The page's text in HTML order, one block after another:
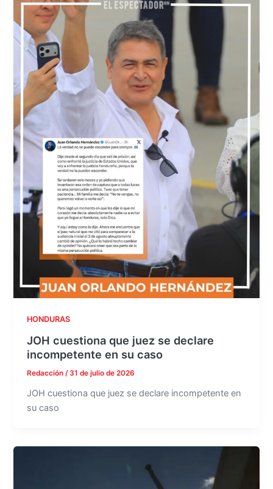
HONDURAS
JOH cuestiona que juez se declare
incompetente en su caso
Redacción / 31 de julio de 2026
JOH cuestiona que juez se declare incompetente en
su caso